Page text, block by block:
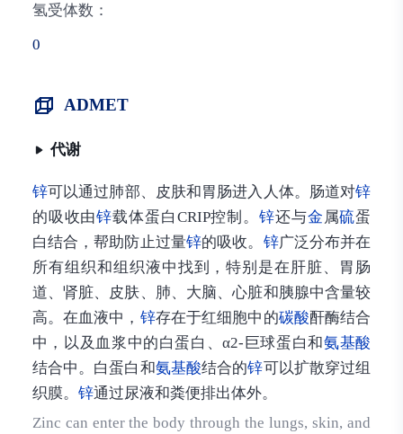
氢受体数：
0
ADMET
代谢
锌可以通过肺部、皮肤和胃肠进入人体。肠道对锌
的吸收由锌载体蛋白CRIP控制。锌还与金 属硫蛋
白结合，帮助防止过量锌的吸收。 锌广泛分布并在
所有组织和组织液中找到，特别是在肝脏、胃肠
道、肾脏、皮肤、肺、大脑、心脏和胰腺中含量较
高。在血液中， 锌存在于红细胞中的碳酸酐酶结合
中，以及血浆中的白蛋白、α2-巨球蛋白和氨基酸
结合中。白蛋白和氨基酸结合的锌可以扩散穿过组
织膜。 锌通过尿液和粪便排出体外。
Zinc can enter the body through the lungs, skin, and